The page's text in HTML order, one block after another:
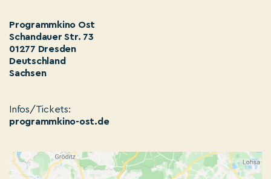
Programmkino Ost
Schandauer Str. 73
01277 Dresden
Deutschland
Sachsen
Infos/Tickets:
programmkino-ost.de